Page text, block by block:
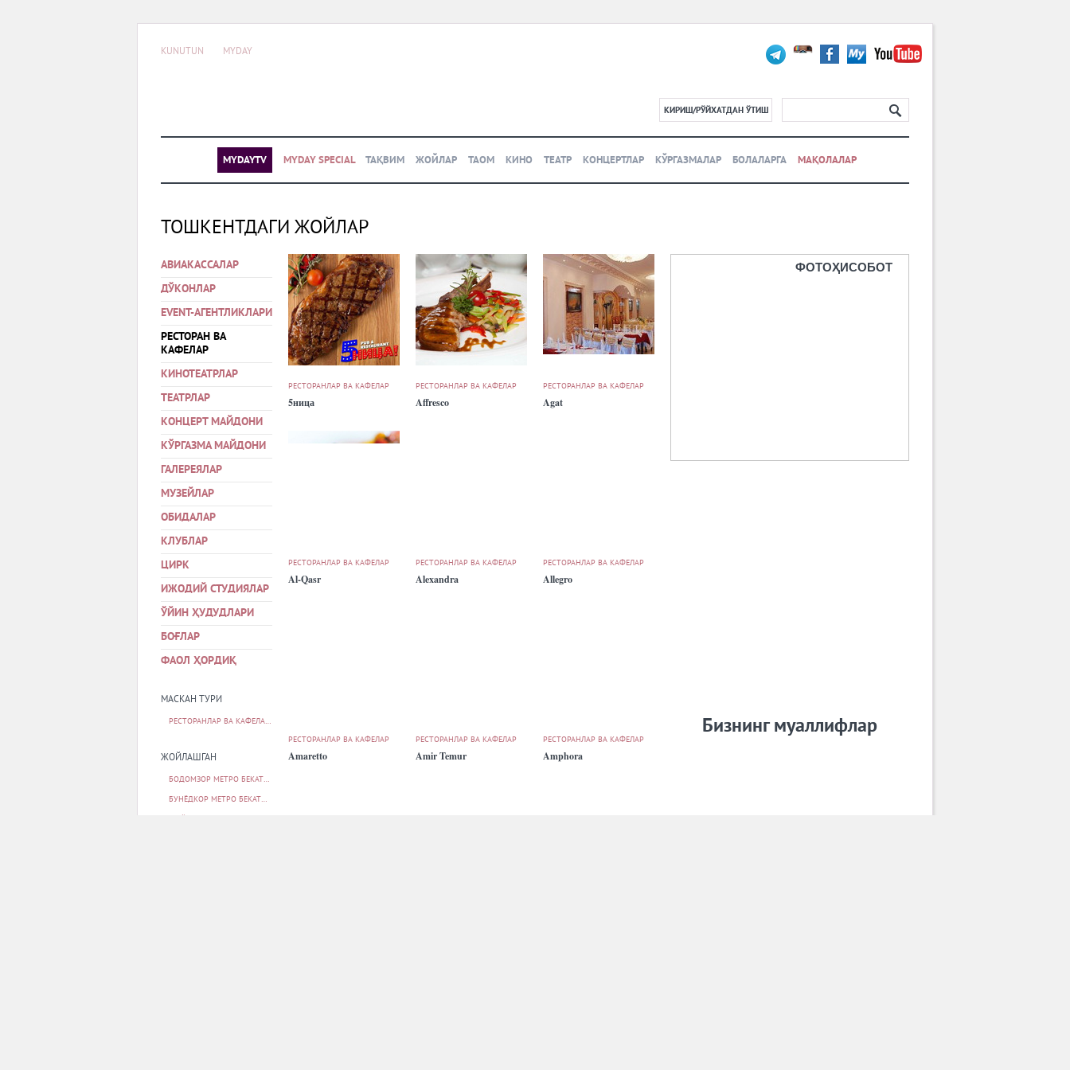
KUNUTUN MYDAY
КИРИШ/РЎЙХАТДАН ЎТИШ
MYDAYTV MYDAY SPECIAL ТАҚВИМ ЖОЙЛАР ТАОМ КИНО ТЕАТР КОНЦЕРТЛАР КЎРГАЗМАЛАР БОЛАЛАРГА МАҚОЛАЛАР
ТОШКЕНТДАГИ ЖОЙЛАР
АВИАКАССАЛАР
ДЎКОНЛАР
EVENT-АГЕНТЛИКЛАРИ
РЕСТОРАН ВА
КАФЕЛАР
КИНОТЕАТРЛАР
ТЕАТРЛАР
КОНЦЕРТ МАЙДОНИ
КЎРГАЗМА МАЙДОНИ
ГАЛЕРЕЯЛАР
МУЗЕЙЛАР
ОБИДАЛАР
КЛУБЛАР
ЦИРК
ИЖОДИЙ СТУДИЯЛАР
ЎЙИН ҲУДУДЛАРИ
БОҒЛАР
ФАОЛ ҲОРДИҚ
МАСКАН ТУРИ
РЕСТОРАНЛАР ВА КАФЕЛАР
ЖОЙЛАШГАН
БОДОМЗОР МЕТРО БЕКАТИ
БУНЁДКОР МЕТРО БЕКАТИ
РЕСТОРАНЛАР ВА КАФЕЛАР
5ница
РЕСТОРАНЛАР ВА КАФЕЛАР
Affresco
РЕСТОРАНЛАР ВА КАФЕЛАР
Agat
РЕСТОРАНЛАР ВА КАФЕЛАР
Al-Qasr
РЕСТОРАНЛАР ВА КАФЕЛАР
Alexandra
РЕСТОРАНЛАР ВА КАФЕЛАР
Allegro
РЕСТОРАНЛАР ВА КАФЕЛАР
Amaretto
РЕСТОРАНЛАР ВА КАФЕЛАР
Amir Temur
РЕСТОРАНЛАР ВА КАФЕЛАР
Amphora
ФОТОҲИСОБОТ
Бизнинг муаллифлар